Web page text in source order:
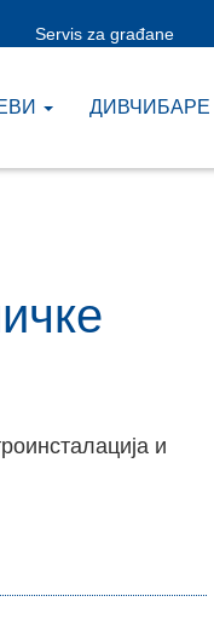
Servis za građane
ДИВЧИБАРЕ
и